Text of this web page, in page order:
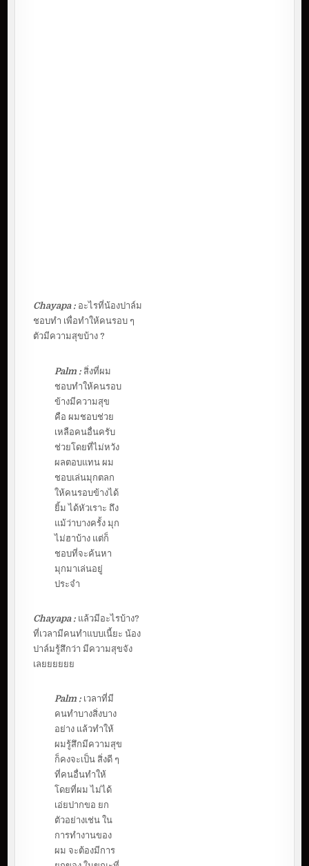
Chayapa : อะไรที่น้องปาล์ม
ชอบทำ เพื่อทำให้คนรอบ ๆ
ตัวมีความสุขบ้าง ?
Palm : สิ่งที่ผม
ชอบทำให้คนรอบ
ข้างมีความสุข
คือ ผมชอบช่วย
เหลือคนอื่นครับ
ช่วยโดยที่ไม่หวัง
ผลตอบแทน ผม
ชอบเล่นมุกตลก
ให้คนรอบข้างได้
ยิ้ม ได้หัวเราะ ถึง
แม้ว่าบางครั้ง มุก
ไม่ฮาบ้าง แต่ก็
ชอบที่จะค้นหา
มุกมาเล่นอยู่
ประจำ
Chayapa : แล้วมีอะไรบ้าง?
ที่เวลามีคนทำแบบเนี้ยะ น้อง
ปาล์มรู้สึกว่า มีความสุขจัง
เลยยยยยย
Palm : เวลาที่มี
คนทำบางสิ่งบาง
อย่าง แล้วทำให้
ผมรู้สึกมีความสุข
ก็คงจะเป็น สิ่งดี ๆ
ที่คนอื่นทำให้
โดยที่ผม ไม่ได้
เอ่ยปากขอ ยก
ตัวอย่างเช่น ใน
การทำงานของ
ผม จะต้องมีการ